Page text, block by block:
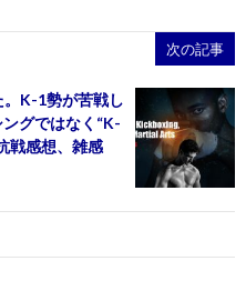
次の記事
K-1勢が苦戦し
グではなく“K-
戦感想、雑感